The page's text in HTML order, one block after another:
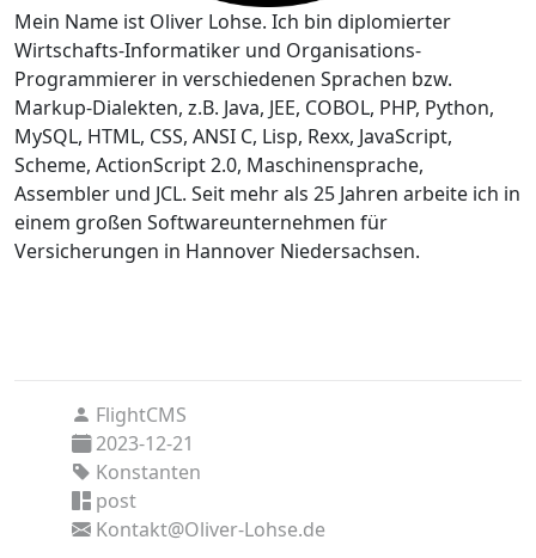
Mein Name ist Oliver Lohse. Ich bin diplomierter
Wirtschafts-Informatiker und Organisations-
Programmierer in verschiedenen Sprachen bzw.
Markup-Dialekten, z.B. Java, JEE, COBOL, PHP, Python,
MySQL, HTML, CSS, ANSI C, Lisp, Rexx, JavaScript,
Scheme, ActionScript 2.0, Maschinensprache,
Assembler und JCL. Seit mehr als 25 Jahren arbeite ich in
einem großen Softwareunternehmen für
Versicherungen in Hannover Niedersachsen.
FlightCMS
2023-12-21
Konstanten
post
Kontakt@Oliver-Lohse.de